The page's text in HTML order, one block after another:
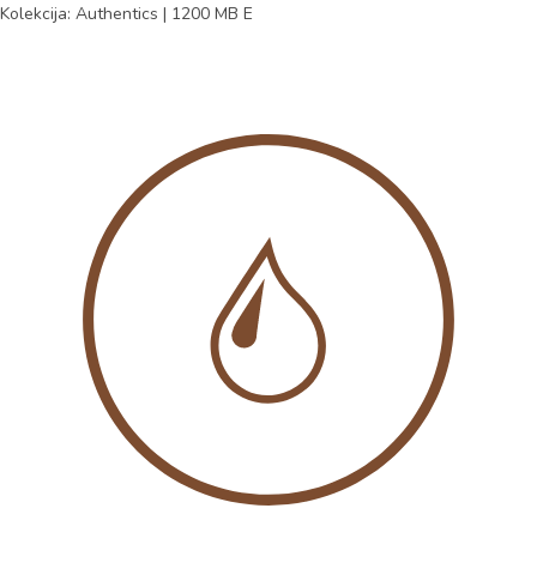
Kolekcija: Authentics | 1200 MB E